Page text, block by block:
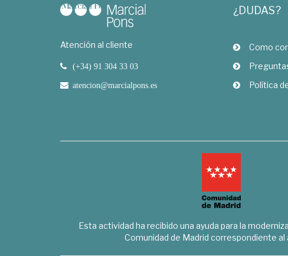
Atención al cliente
(+34) 91 304 33 03
atencion@marcialpons.es
¿DUDAS?
Como
Política
Esta actividad ha recibido una ayuda para la
Comunidad de Madrid correspondiente al